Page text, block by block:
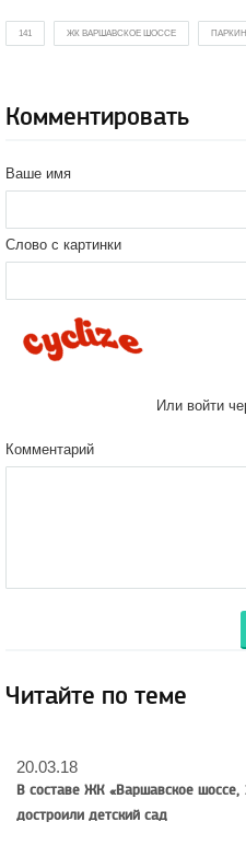
141 ЖК ВАРШАВСКОЕ ШОССЕ
Комментировать
Ваше имя
Слово с картинки
Или войти
Комментарий
Читайте по теме
20.03.18
В составе ЖК «Варшавское шоссе,
достроили детский сад